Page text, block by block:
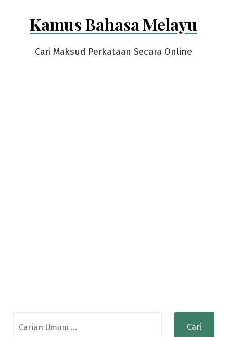
Kamus Bahasa Melayu
Cari Maksud Perkataan Secara Online
for: